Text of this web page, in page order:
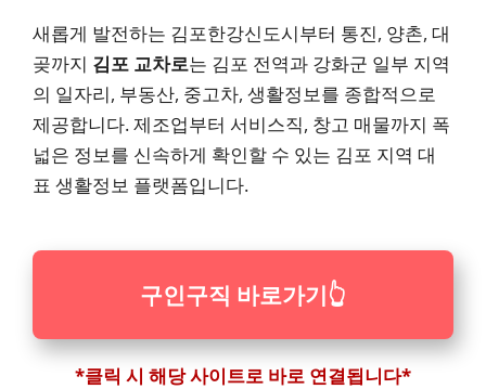
새롭게 발전하는 김포한강신도시부터 통진, 양촌, 대
곶까지 김포 교차로는 김포 전역과 강화군 일부 지역
의 일자리, 부동산, 중고차, 생활정보를 종합적으로
제공합니다. 제조업부터 서비스직, 창고 매물까지 폭
넓은 정보를 신속하게 확인할 수 있는 김포 지역 대
표 생활정보 플랫폼입니다.
구인구직 바로가기👆
*클릭 시 해당 사이트로 바로 연결됩니다*